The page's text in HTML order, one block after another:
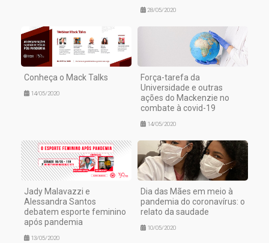
28/05/2020
Conheça o Mack Talks
14/05/2020
Força-tarefa da
Universidade e outras
ações do Mackenzie no
combate à covid-19
14/05/2020
Jady Malavazzi e
Alessandra Santos
debatem esporte feminino
após pandemia
13/05/2020
Dia das Mães em meio à
pandemia do coronavírus: o
relato da saudade
10/05/2020